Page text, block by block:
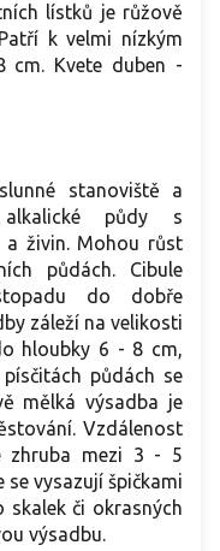
lístků je růžově
k velmi nízkým
cm. Kvete duben -
stanoviště a
půdy s
a živin. Mohou růst
půdách. Cibule
do dobře
záleží na velikosti
hloubky 6 - 8 cm,
půdách se
mělká výsadba je
Vzdálenost
zhruba mezi 3 - 5
se vysazují špičkami
skalek či okrasných
výsadbu.